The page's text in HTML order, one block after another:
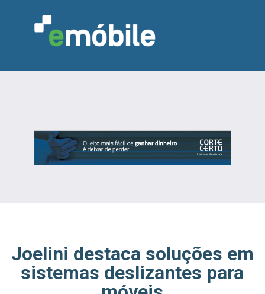
INDÚSTRIA MARCENARIA
DESIGN & DECORAÇÃO
INDICADORES
FEIRAS NOTÍCIAS
Joelini destaca soluções em
sistemas deslizantes para